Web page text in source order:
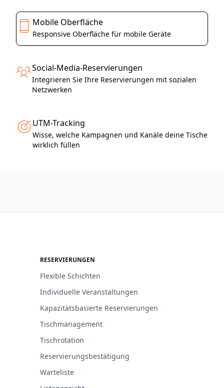
Mobile Oberfläche
Responsive Oberfläche für mobile Geräte
Social-Media-Reservierungen
Integrieren Sie Ihre Reservierungen mit sozialen
Netzwerken
UTM-Tracking
Wisse, welche Kampagnen und Kanäle deine Tische
wirklich füllen
RESERVIERUNGEN
Flexible Schichten
Individuelle Veranstaltungen
Kapazitätsbasierte Reservierungen
Tischmanagement
Tischrotation
Reservierungsbestätigung
Warteliste